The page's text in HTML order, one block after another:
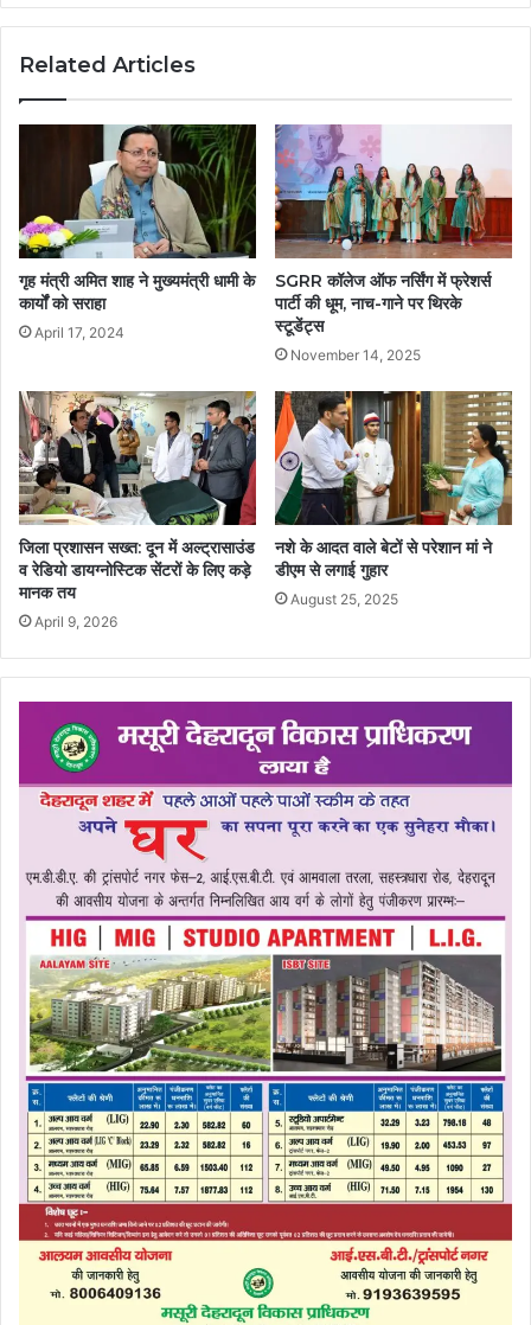
Related Articles
गृह मंत्री अमित शाह ने मुख्यमंत्री धामी के
कार्यों को सराहा
April 17, 2024
SGRR कॉलेज ऑफ नर्सिंग में फ्रेशर्स
पार्टी की धूम, नाच-गाने पर थिरके
स्टूडेंट्स
November 14, 2025
जिला प्रशासन सख्त: दून में अल्ट्रासाउंड
व रेडियो डायग्नोस्टिक सेंटरों के लिए कड़े
मानक तय
April 9, 2026
नशे के आदत वाले बेटों से परेशान मां ने
डीएम से लगाई गुहार
August 25, 2025